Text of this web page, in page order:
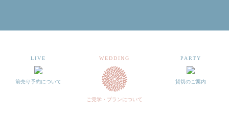
LIVE
前売り予約について
WEDDING
ご見学・プランについて
PARTY
貸切のご案内